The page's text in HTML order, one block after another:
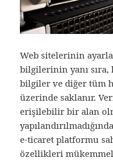
Web sitelerinin
bilgilerinin yanı
bilgiler ve diğer tüm
üzerinde saklanır.
erişilebilir bir alan
e-ticaret platformu
özellikleri